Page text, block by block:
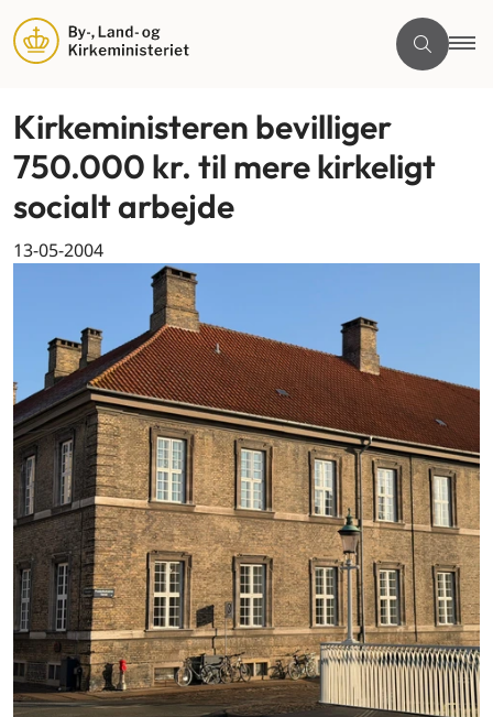
Kirkeministeren bevilliger
750.000 kr. til mere kirkeligt
socialt arbejde
13-05-2004